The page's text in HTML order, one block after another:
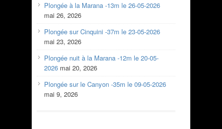
Plongée à la Marana -13m le 26-05-2026
mai 26, 2026
Plongée sur Cinquini -37m le 23-05-2026
mai 23, 2026
Plongée nuit à la Marana -12m le 20-05-
2026 mai 20, 2026
Plongée sur le Canyon -35m le 09-05-2026
mai 9, 2026